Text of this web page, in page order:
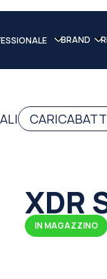
BRAND
XDR
IN MAGAZZINO